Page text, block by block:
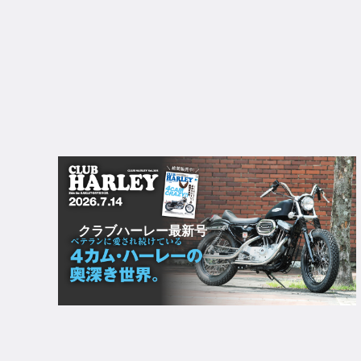
クラブハーレー最新号